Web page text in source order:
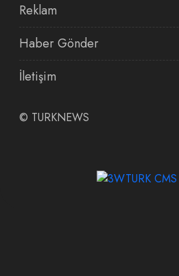
Reklam
Haber Gönder
İletişim
© TURKNEWS